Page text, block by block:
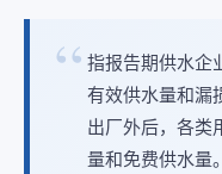
指报告期供水企
有效供水量和漏
出厂外后，各类
量和免费供水量